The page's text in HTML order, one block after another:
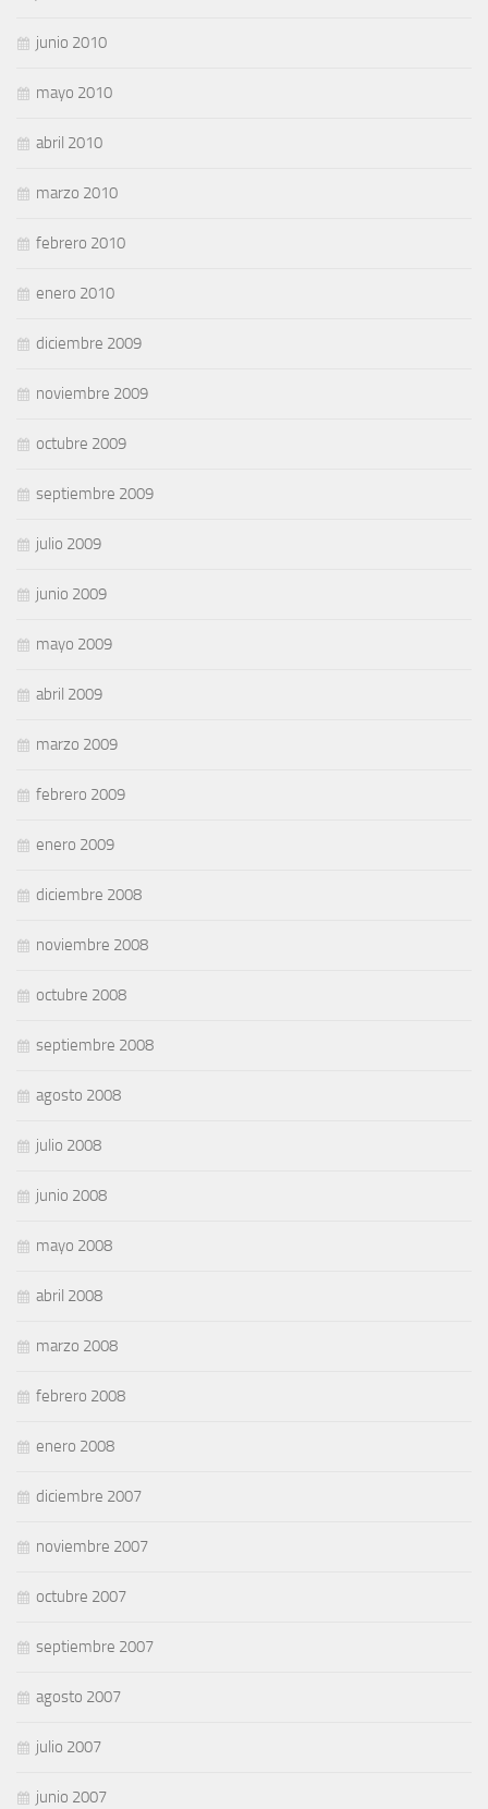
junio 2010
mayo 2010
abril 2010
marzo 2010
febrero 2010
enero 2010
diciembre 2009
noviembre 2009
octubre 2009
septiembre 2009
julio 2009
junio 2009
mayo 2009
abril 2009
marzo 2009
febrero 2009
enero 2009
diciembre 2008
noviembre 2008
octubre 2008
septiembre 2008
agosto 2008
julio 2008
junio 2008
mayo 2008
abril 2008
marzo 2008
febrero 2008
enero 2008
diciembre 2007
noviembre 2007
octubre 2007
septiembre 2007
agosto 2007
julio 2007
junio 2007